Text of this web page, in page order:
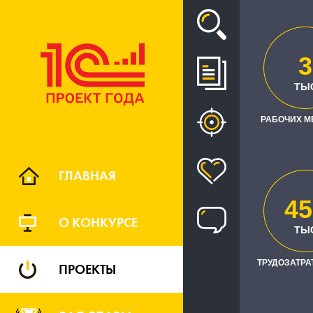
ГЛАВНАЯ
О КОНКУРСЕ
ПРОЕКТЫ
Проект
3
РАБОЧИХ